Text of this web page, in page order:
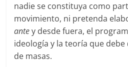
nadie se constituya como
movimiento, ni pretenda
antey desde fuera, el
ideología y la teoría que
de masas.